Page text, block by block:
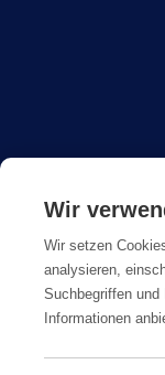
Wir
Wir setzen
analysieren,
Suchbegriffen
Informationen